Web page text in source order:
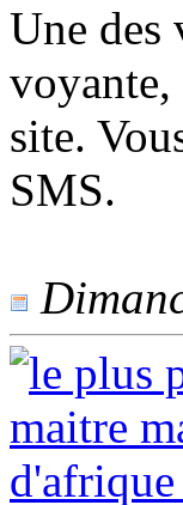
Une des
voyante,
site.
SMS.